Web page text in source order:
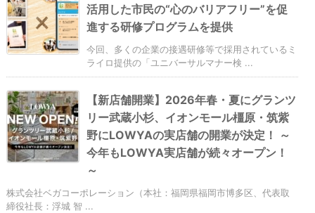
活用した市民の“心のバリアフリー”を促
進する研修プログラムを提供
今回、多くの企業の接遇研修等で採用されているミ
ライロ提供の「ユニバーサルマナー検 ...
【新店舗開業】2026年春・夏にグランツ
リー武蔵小杉、イオンモール橿原・筑紫
野にLOWYAの実店舗の開業が決定！ ～
今年もLOWYA実店舗が続々オープン！
～
株式会社ベガコーポレーション（本社：福岡県福岡市博多区、代表取
締役社長：浮城 智 ...